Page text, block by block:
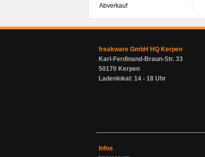
Abverkauf
freakware GmbH HQ Kerpen
Karl-Ferdinand-Braun-Str. 33
50170 Kerpen
Ladenlokal: 14 - 18 Uhr
Infos